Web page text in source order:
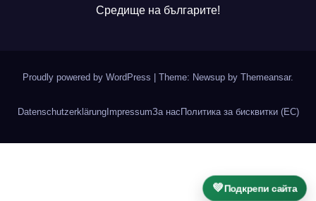
Средище на българите!
Proudly powered by WordPress Theme: Newsup by Themeansar.
DatenschutzerklärungImpressumЗа нас Политика за бисквитки (ЕС)
💚Подкрепи сайта